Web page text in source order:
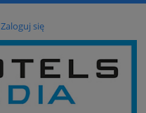
Zaloguj się